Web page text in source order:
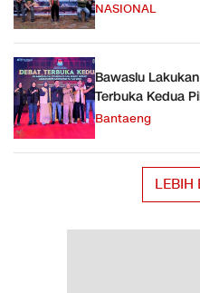
NASIONAL
Bawaslu
Terbuka Kedua
Bantaeng
LEBIH